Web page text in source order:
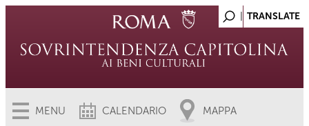
MENU CALENDARIO MAPPA